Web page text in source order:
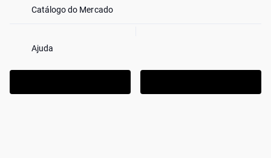
Catálogo do Mercado
Ajuda